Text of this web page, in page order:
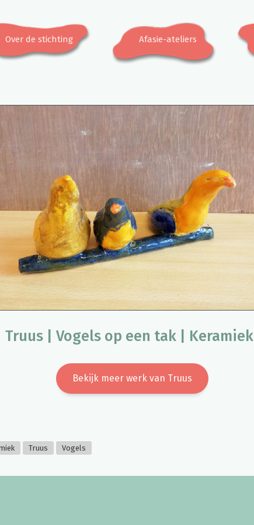
Over de stichting Afasie-ateliers
Truus | Vogels op een tak | Keramiek
Bekijk meer werk van Truus
Truus Vogels